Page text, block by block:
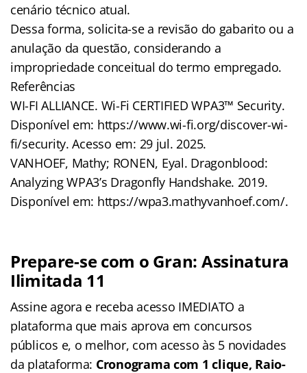
cenário técnico atual.
Dessa forma, solicita-se a revisão do gabarito ou a
anulação da questão, considerando a
impropriedade conceitual do termo empregado.
Referências
WI-FI ALLIANCE. Wi-Fi CERTIFIED WPA3™ Security.
Disponível em: https://www.wi-fi.org/discover-wi-
fi/security. Acesso em: 29 jul. 2025.
VANHOEF, Mathy; RONEN, Eyal. Dragonblood:
Analyzing WPA3’s Dragonfly Handshake. 2019.
Disponível em: https://wpa3.mathyvanhoef.com/.
Prepare-se com o Gran: Assinatura
Ilimitada 11
Assine agora e receba acesso IMEDIATO a
plataforma que mais aprova em concursos
públicos e, o melhor, com acesso às 5 novidades
da plataforma: Cronograma com 1 clique, Raio-